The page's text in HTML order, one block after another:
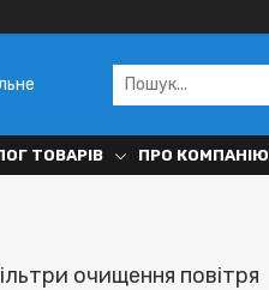
ТОВАРІВ ПРО КОМПАНІЮ
очищення повітря